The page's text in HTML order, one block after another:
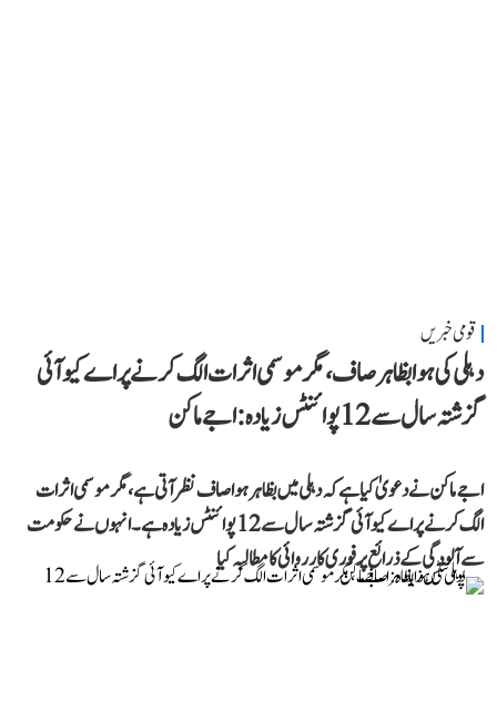
قومی خبریں
دہلی کی ہوا بظاہر صاف، مگر موسمی اثرات الگ کرنے پر اے کیو آئی
گزشتہ سال سے 12 پوائنٹس زیادہ: اجے ماکن
اجے ماکن نے دعویٰ کیا ہے کہ دہلی میں بظاہر ہوا صاف نظر آتی ہے، مگر موسمی اثرات
الگ کرنے پر اے کیو آئی گزشتہ سال سے 12 پوائنٹس زیادہ ہے۔ انہوں نے حکومت
سے آلودگی کے ذرائع پر فوری کارروائی کا مطالبہ کیا